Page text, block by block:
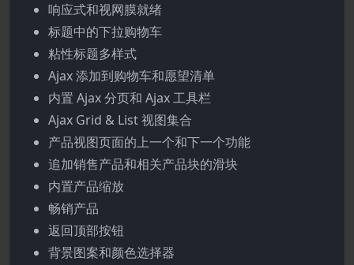
响应式和视网膜就绪
标题中的下拉购物车
粘性标题多样式
Ajax 添加到购物车和愿望清单
内置 Ajax 分页和 Ajax 工具栏
Ajax Grid & List 视图集合
产品视图页面的上一个和下一个功能
追加销售产品和相关产品块的滑块
内置产品缩放
畅销产品
返回顶部按钮
背景图案和颜色选择器